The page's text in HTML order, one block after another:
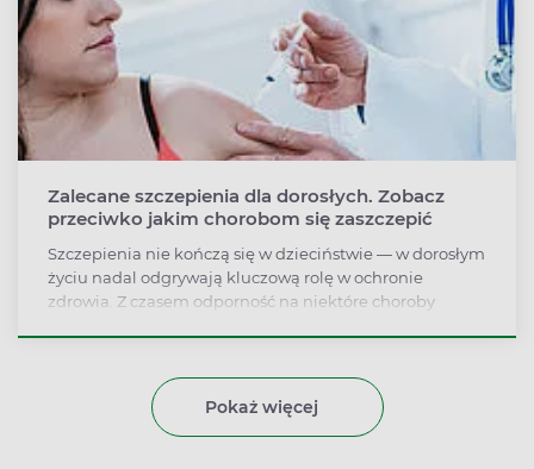
Zalecane szczepienia dla dorosłych. Zobacz
przeciwko jakim chorobom się zaszczepić
Szczepienia nie kończą się w dzieciństwie — w dorosłym
życiu nadal odgrywają kluczową rolę w ochronie
zdrowia. Z czasem odporność na niektóre choroby
zalecane dla dorosłych, kiedy warto je wykonać i kto
powinien szczególnie o nich pamiętać.
Pokaż więcej